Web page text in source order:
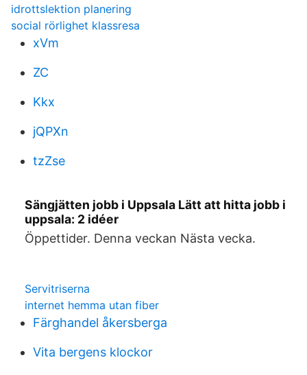
idrottslektion planering
social rörlighet klassresa
xVm
ZC
Kkx
jQPXn
tzZse
Sängjätten jobb i Uppsala Lätt att hitta jobb i
uppsala: 2 idéer
Öppettider. Denna veckan Nästa vecka.
Servitriserna
internet hemma utan fiber
Färghandel åkersberga
Vita bergens klockor